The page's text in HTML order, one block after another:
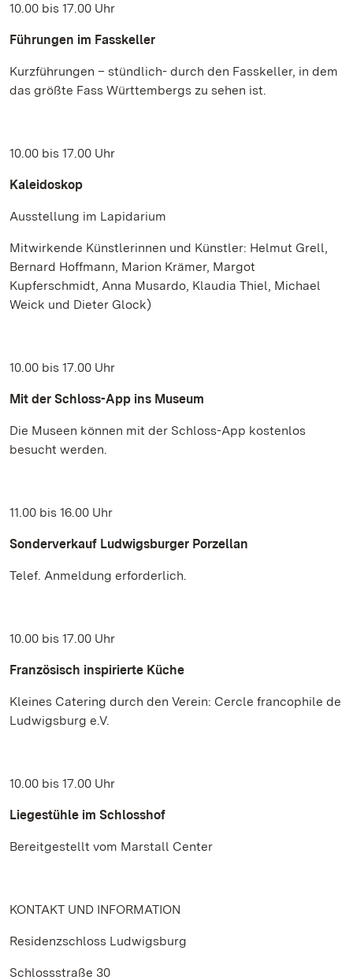
10.00 bis 17.00 Uhr
Führungen im Fasskeller
Kurzführungen – stündlich- durch den Fasskeller, in dem
das größte Fass Württembergs zu sehen ist.
10.00 bis 17.00 Uhr
Kaleidoskop
Ausstellung im Lapidarium
Mitwirkende Künstlerinnen und Künstler: Helmut Grell,
Bernard Hoffmann, Marion Krämer, Margot
Kupferschmidt, Anna Musardo, Klaudia Thiel, Michael
Weick und Dieter Glock)
10.00 bis 17.00 Uhr
Mit der Schloss-App ins Museum
Die Museen können mit der Schloss-App kostenlos
besucht werden.
11.00 bis 16.00 Uhr
Sonderverkauf Ludwigsburger Porzellan
Telef. Anmeldung erforderlich.
10.00 bis 17.00 Uhr
Französisch inspirierte Küche
Kleines Catering durch den Verein: Cercle francophile de
Ludwigsburg e.V.
10.00 bis 17.00 Uhr
Liegestühle im Schlosshof
Bereitgestellt vom Marstall Center
KONTAKT UND INFORMATION
Residenzschloss Ludwigsburg
Schlossstraße 30